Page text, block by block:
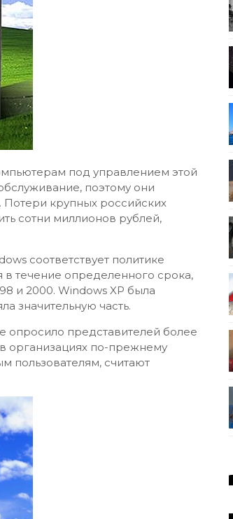
под управлением этой
поэтому они
Потери крупных российских
сотни миллионов рублей,
соответствует политике
в течение определенного срока,
и 2000. Windows XP была
значительную часть.
опросило представителей более
организациях по-прежнему
пользователям, считают